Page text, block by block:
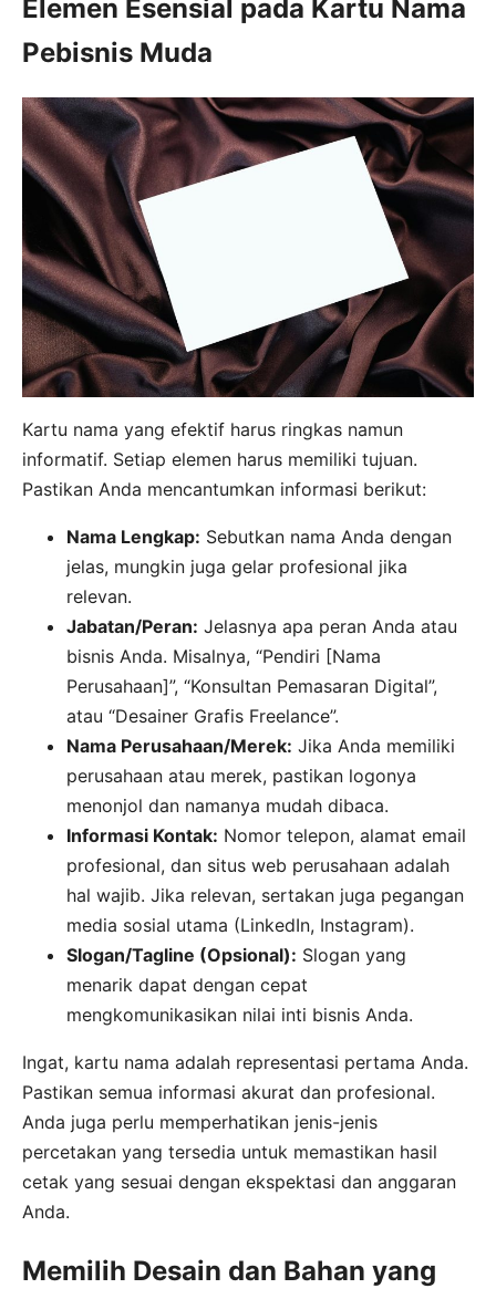
Elemen Esensial pada Kartu Nama
Pebisnis Muda
Kartu nama yang efektif harus ringkas namun
informatif. Setiap elemen harus memiliki tujuan.
Pastikan Anda mencantumkan informasi berikut:
Nama Lengkap: Sebutkan nama Anda dengan
jelas, mungkin juga gelar profesional jika
relevan.
Jabatan/Peran: Jelasnya apa peran Anda atau
bisnis Anda. Misalnya, “Pendiri [Nama
Perusahaan]”, “Konsultan Pemasaran Digital”,
atau “Desainer Grafis Freelance”.
Nama Perusahaan/Merek: Jika Anda memiliki
perusahaan atau merek, pastikan logonya
menonjol dan namanya mudah dibaca.
Informasi Kontak: Nomor telepon, alamat email
profesional, dan situs web perusahaan adalah
hal wajib. Jika relevan, sertakan juga pegangan
media sosial utama (LinkedIn, Instagram).
Slogan/Tagline (Opsional): Slogan yang
menarik dapat dengan cepat
mengkomunikasikan nilai inti bisnis Anda.
Ingat, kartu nama adalah representasi pertama Anda.
Pastikan semua informasi akurat dan profesional.
Anda juga perlu memperhatikan jenis-jenis
percetakan yang tersedia untuk memastikan hasil
cetak yang sesuai dengan ekspektasi dan anggaran
Anda.
Memilih Desain dan Bahan yang